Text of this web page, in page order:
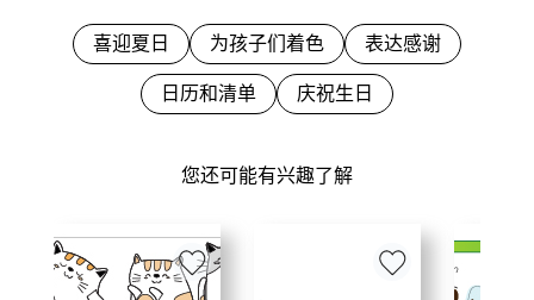
您还可能有兴趣了解
喜迎夏日 为孩子们着色 表达感谢
日历和清单 庆祝生日